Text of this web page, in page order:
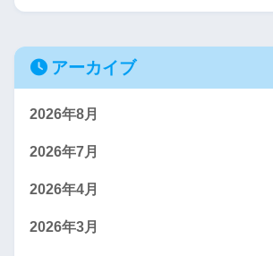
アーカイブ
2026年8月
2026年7月
2026年4月
2026年3月